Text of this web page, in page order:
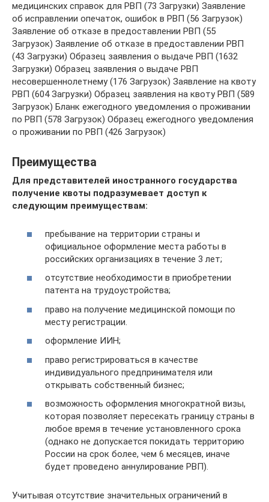
медицинских справок для РВП (73 Загрузки) Заявление
об исправлении опечаток, ошибок в РВП (56 Загрузок)
Заявление об отказе в предоставлении РВП (55
Загрузок) Заявление об отказе в предоставлении РВП
(43 Загрузки) Образец заявления о выдаче РВП (1632
Загрузки) Образец заявления о выдаче РВП
несовершеннолетнему (176 Загрузок) Заявление на квоту
РВП (604 Загрузки) Образец заявления на квоту РВП (589
Загрузок) Бланк ежегодного уведомления о проживании
по РВП (578 Загрузок) Образец ежегодного уведомления
о проживании по РВП (426 Загрузок)
Преимущества
Для представителей иностранного государства
получение квоты подразумевает доступ к
следующим преимуществам:
пребывание на территории страны и
официальное оформление места работы в
российских организациях в течение 3 лет;
отсутствие необходимости в приобретении
патента на трудоустройства;
право на получение медицинской помощи по
месту регистрации.
оформление ИИН;
право регистрироваться в качестве
индивидуального предпринимателя или
открывать собственный бизнес;
возможность оформления многократной визы,
которая позволяет пересекать границу страны в
любое время в течение установленного срока
(однако не допускается покидать территорию
России на срок более, чем 6 месяцев, иначе
будет проведено аннулирование РВП).
Учитывая отсутствие значительных ограничений в